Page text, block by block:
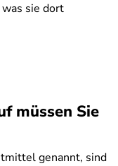
sie dort
müssen Sie
genannt, sind